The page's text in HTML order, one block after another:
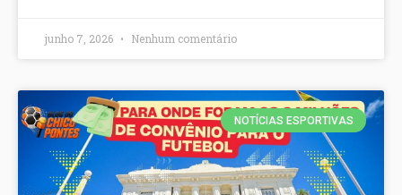
junho 7, 2026 Nenhum comentário
NOTÍCIAS ESPORTIVAS